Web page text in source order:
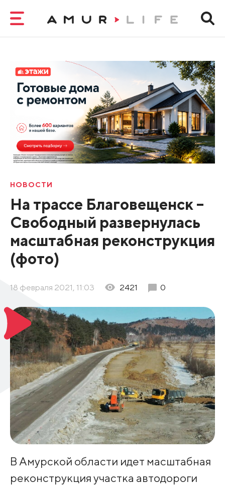
НОВОСТИ
На трассе Благовещенск –
Свободный развернулась
масштабная реконструкция
(фото)
18 февраля 2021, 11:03 2421 0
В Амурской области идет масштабная
реконструкция участка автодороги